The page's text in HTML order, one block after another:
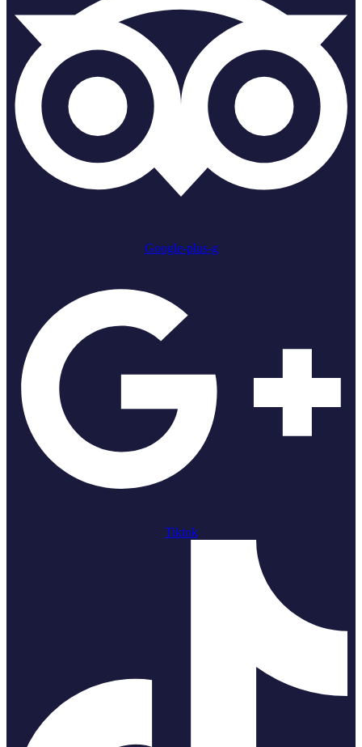
Google-plus-g
Tiktok